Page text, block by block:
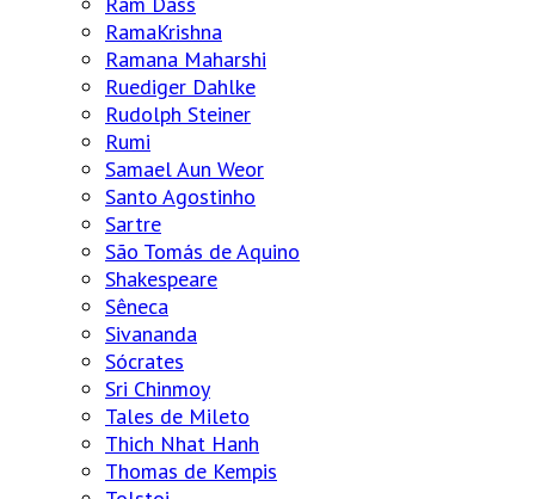
RamaKrishna
Ramana Maharshi
Ruediger Dahlke
Rudolph Steiner
Rumi
Samael Aun Weor
Santo Agostinho
Sartre
São Tomás de Aquino
Shakespeare
Sêneca
Sivananda
Sócrates
Sri Chinmoy
Tales de Mileto
Thich Nhat Hanh
Thomas de Kempis